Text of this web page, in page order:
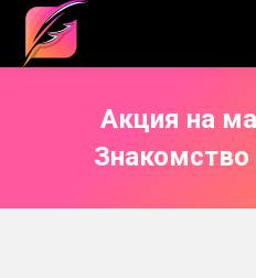
Акция на
Знакомство